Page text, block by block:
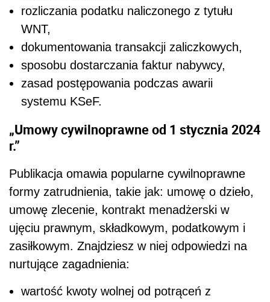
rozliczania podatku naliczonego z tytułu
WNT,
dokumentowania transakcji zaliczkowych,
sposobu dostarczania faktur nabywcy,
zasad postępowania podczas awarii
systemu KSeF.
„Umowy cywilnoprawne od 1 stycznia 2024
r.”
Publikacja omawia popularne cywilnoprawne
formy zatrudnienia, takie jak: umowę o dzieło,
umowę zlecenie, kontrakt menadżerski w
ujęciu prawnym, składkowym, podatkowym i
zasiłkowym. Znajdziesz w niej odpowiedzi na
nurtujące zagadnienia:
wartość kwoty wolnej od potrąceń z